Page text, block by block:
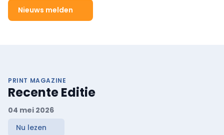
Nieuws melden
PRINT MAGAZINE
Recente Editie
04 mei 2026
Nu lezen